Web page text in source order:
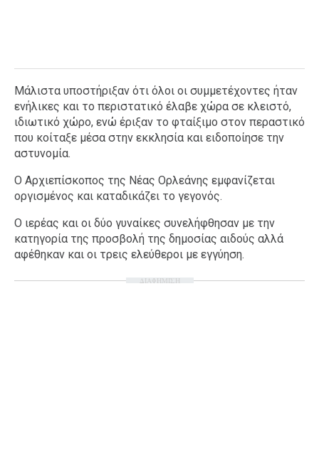
Μάλιστα υποστήριξαν ότι όλοι οι συμμετέχοντες ήταν
ενήλικες και το περιστατικό έλαβε χώρα σε κλειστό,
ιδιωτικό χώρο, ενώ έριξαν το φταίξιμο στον περαστικό
που κοίταξε μέσα στην εκκλησία και ειδοποίησε την
αστυνομία.
Ο Αρχιεπίσκοπος της Νέας Ορλεάνης εμφανίζεται
οργισμένος και καταδικάζει το γεγονός.
Ο ιερέας και οι δύο γυναίκες συνελήφθησαν με την
κατηγορία της προσβολή της δημοσίας αιδούς αλλά
αφέθηκαν και οι τρεις ελεύθεροι με εγγύηση.
ΔΙΑΦΗΜΙΣΗ